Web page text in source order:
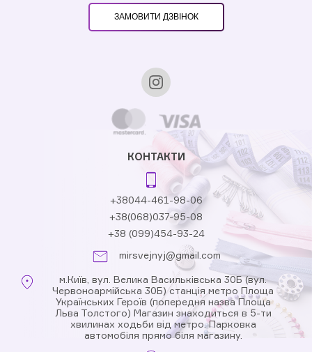
ЗАМОВИТИ ДЗВІНОК
КОНТАКТИ
+38044-461-98-06
+38(068)037-95-08
+38 (099)454-93-24
mirsvejnyj@gmail.com
м.Київ, вул. Велика Васильківська 30Б (вул.
Червоноармійська 30Б) станція метро Площа
Українських Героїв (попередня назва Площа
Льва Толстого) Магазин знаходиться в 5-ти
хвилинах ходьби від метро. Парковка
автомобіля прямо біля магазину.